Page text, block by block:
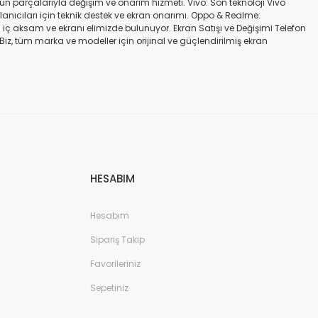
parçalarıyla değişim ve onarım hizmeti. Vivo: Son teknoloji Vivo
için teknik destek ve ekran onarımı. Oppo & Realme:
ve ekranı elimizde bulunuyor. Ekran Satışı ve Değişimi Telefon
Biz, tüm marka ve modeller için orijinal ve güçlendirilmiş ekran
değişimi ve tamiri Batarya değişimi Neden Bizi Tercih Etmelisiniz?
HESABIM
Hesabım
Sipariş Takip
Favorileriniz
Sepetiniz